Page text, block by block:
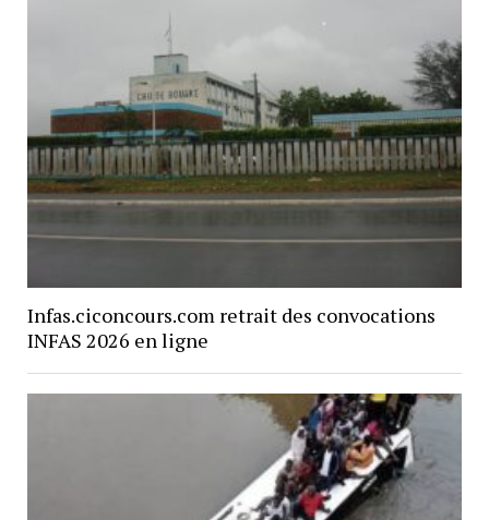
Infas.ciconcours.com retrait des convocations
INFAS 2026 en ligne